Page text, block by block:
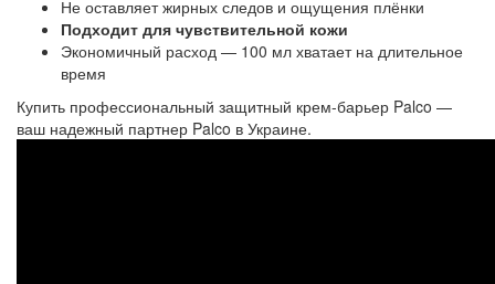
Не оставляет жирных следов и ощущения плёнки
Подходит для чувствительной кожи
Экономичный расход — 100 мл хватает на длительное
время
Купить профессиональный защитный крем-барьер Palco —
ваш надежный партнер Palco в Украине.